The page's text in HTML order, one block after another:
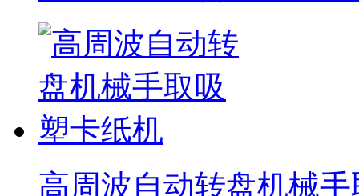
高周波自动转盘机械